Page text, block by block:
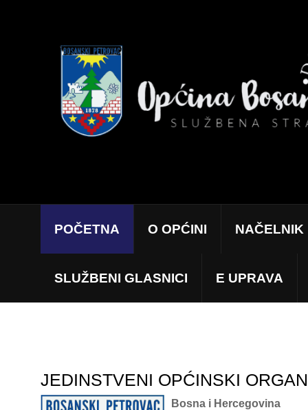
POČETNA O OPĆINI NAČELNIK
SLUŽBENI GLASNICI E UPRAVA
JEDINSTVENI OPĆINSKI
Bosna i Hercegovina